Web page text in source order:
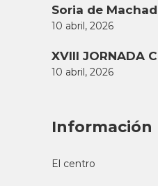
Soria de
10 abril, 2026
XVIII JORNADA
10 abril, 2026
Información
El centro